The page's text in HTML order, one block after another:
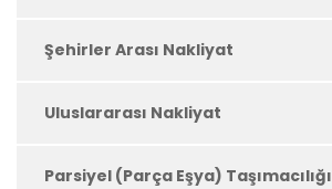
Şehirler Arası Nakliyat
Uluslararası Nakliyat
Parsiyel (Parça Eşya) Taşımacılığı